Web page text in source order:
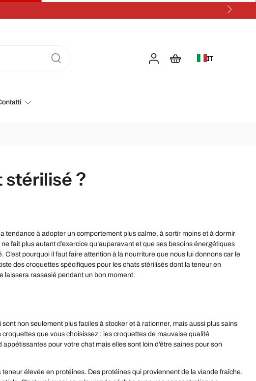
IT
stérilisé ?
tendance à adopter un comportement plus calme, à sortir moins et à dormir
fait plus autant d’exercice qu’auparavant et que ses besoins énergétiques
pourquoi il faut faire attention à la nourriture que nous lui donnons car le
des croquettes spécifiques pour les chats stérilisés dont la teneur en
laissera rassasié pendant un bon moment.
non seulement plus faciles à stocker et à rationner, mais aussi plus sains
que vous choisissez : les croquettes de mauvaise qualité
pour votre chat mais elles sont loin d’être saines pour son
élevée en protéines. Des protéines qui proviennent de la viande fraîche.